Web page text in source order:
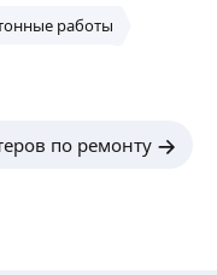
работы
по ремонту